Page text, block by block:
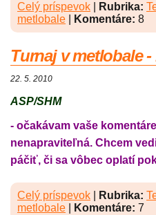
Celý príspevok Rubrika:
metlobale
Komentáre: 8
Turnaj v metlobale -
22. 5. 2010
ASP/SHM
- očakávam vaše
nenapraviteľná. Chcem
páčiť, či sa vôbec oplatí
Celý príspevok Rubrika:
metlobale
Komentáre: 7